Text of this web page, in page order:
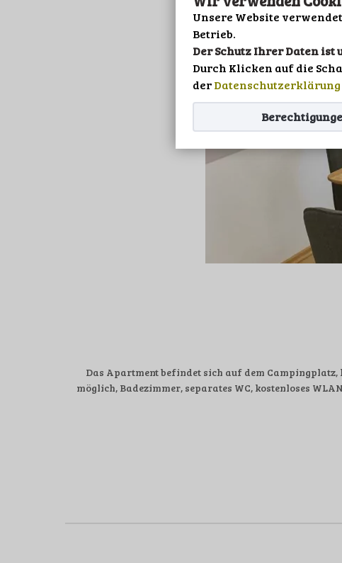
Unsere Website
Betrieb.
Der Schutz Ihrer Daten ist
Durch Klicken auf die
derDatenschutzerklärung
OKT.
Das Apartment befindet sich auf dem Campingplatz,
möglich, Badezimmer, separates WC, kostenloses